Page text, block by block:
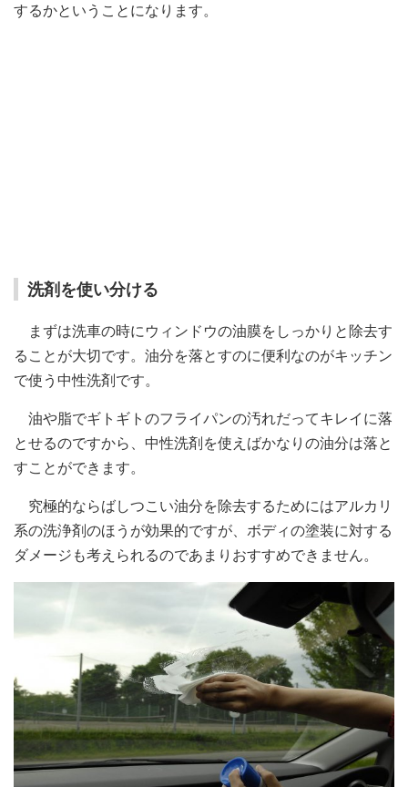
するかということになります。
洗剤を使い分ける
まずは洗車の時にウィンドウの油膜をしっかりと除去す
ることが大切です。油分を落とすのに便利なのがキッチン
で使う中性洗剤です。
油や脂でギトギトのフライパンの汚れだってキレイに落
とせるのですから、中性洗剤を使えばかなりの油分は落と
すことができます。
究極的ならばしつこい油分を除去するためにはアルカリ
系の洗浄剤のほうが効果的ですが、ボディの塗装に対する
ダメージも考えられるのであまりおすすめできません。